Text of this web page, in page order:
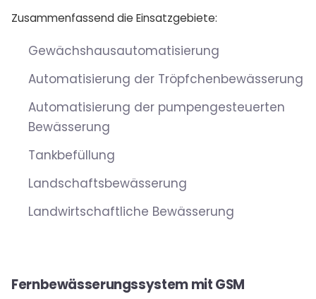
Zusammenfassend die Einsatzgebiete:
Gewächshausautomatisierung
Automatisierung der Tröpfchenbewässerung
Automatisierung der pumpengesteuerten
Bewässerung
Tankbefüllung
Landschaftsbewässerung
Landwirtschaftliche Bewässerung
Fernbewässerungssystem mit GSM